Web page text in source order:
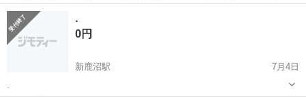
名： いすゞ ■ 車種名： エルフトラック ■ グレード名： ２ｔ
平ボディー ＦＦＬ ＡＴ ■ 排気量： 3000cc ■ ドア枚数： 2...
栃木
.
0円
新鹿沼駅
7月4日
.